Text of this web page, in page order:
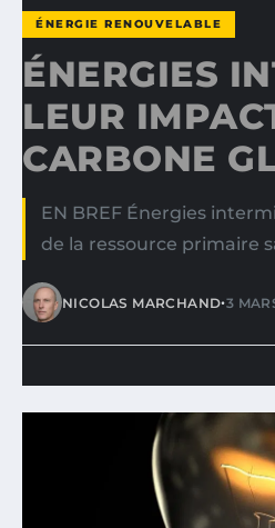
ÉNERGIE RENOUVELABLE
ÉNERGIES
LEUR
CARBONE
EN BREF Énergies
de la ressource primaire
NICOLAS MARCHAND•3